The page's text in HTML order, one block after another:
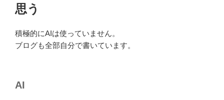
思う
積極的にAIは使っていません。
ブログも全部自分で書いています。
AI